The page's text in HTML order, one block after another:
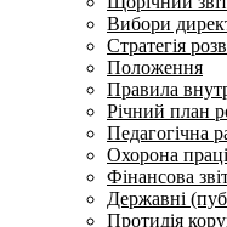
Вибори
Стратегія
Положення
Правила
Річний план
Педагогічна
Охорона праці
Фінансова
Державні
Протидія